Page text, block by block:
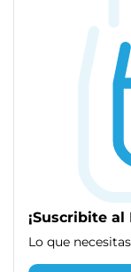
¡Suscribite
Lo que